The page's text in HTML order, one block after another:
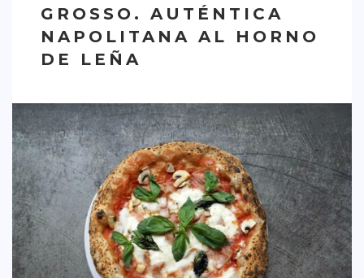
OTROS
AMERICANA
ASIÁTICA
CARNES
CREATIVA
DULCE
FUSIÓN
GROSSO. AUTÉNTICA
NAPOLITANA AL HORNO
DE LEÑA